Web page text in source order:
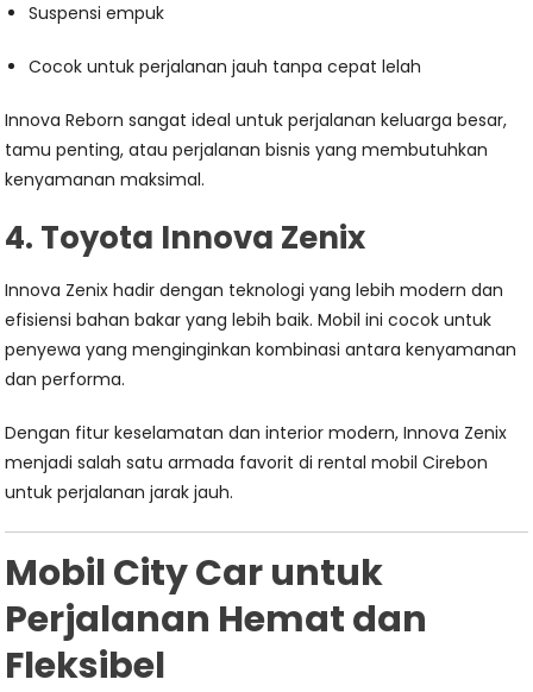
Suspensi empuk
Cocok untuk perjalanan jauh tanpa cepat lelah
Innova Reborn sangat ideal untuk perjalanan keluarga besar,
tamu penting, atau perjalanan bisnis yang membutuhkan
kenyamanan maksimal.
4. Toyota Innova Zenix
Innova Zenix hadir dengan teknologi yang lebih modern dan
efisiensi bahan bakar yang lebih baik. Mobil ini cocok untuk
penyewa yang menginginkan kombinasi antara kenyamanan
dan performa.
Dengan fitur keselamatan dan interior modern, Innova Zenix
menjadi salah satu armada favorit di rental mobil Cirebon
untuk perjalanan jarak jauh.
Mobil City Car untuk
Perjalanan Hemat dan
Fleksibel